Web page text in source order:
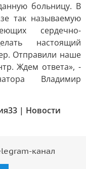
больницу. В
так называемую
сердечно-
настоящий
Отправили наше
Ждем ответа», -
Владимир
| Новости
канал